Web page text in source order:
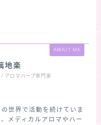
ABOUT ME
地楽
アロマハーブ専門家
世界で活動を続けていま
メディカルアロマやハー